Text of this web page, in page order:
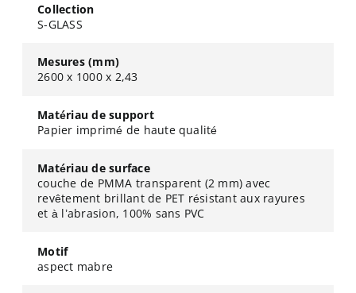
Collection
S-GLASS
Mesures (mm)
2600 x 1000 x 2,43
Matériau de support
Papier imprimé de haute qualité
Matériau de surface
couche de PMMA transparent (2 mm) avec
revêtement brillant de PET résistant aux rayures
et à l’abrasion, 100% sans PVC
Motif
aspect mabre